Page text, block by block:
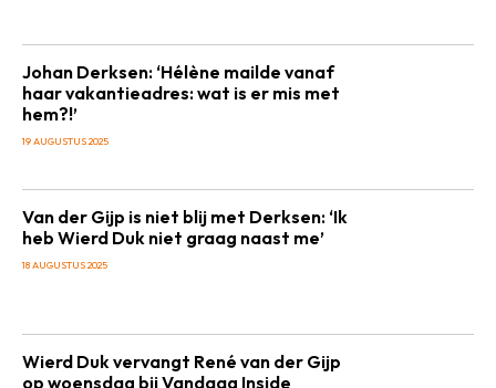
Johan Derksen: ‘Hélène mailde vanaf
haar vakantieadres: wat is er mis met
hem?!’
19 AUGUSTUS 2025
Van der Gijp is niet blij met Derksen: ‘Ik
heb Wierd Duk niet graag naast me’
18 AUGUSTUS 2025
Wierd Duk vervangt René van der Gijp
op woensdag bij Vandaag Inside